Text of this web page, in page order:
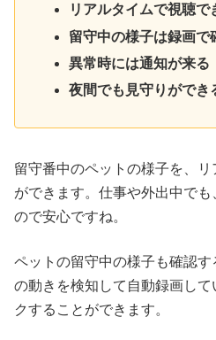
リアルタイムで視聴で
留守中の様子は録画で
異常時には通知が来る
夜間でも見守りができ
留守番中のペットの様子を、
ができます。仕事や外出中で
ので安心ですね。
ペットの留守中の様子も確認す
の動きを検知して自動録画し
クすることができます。